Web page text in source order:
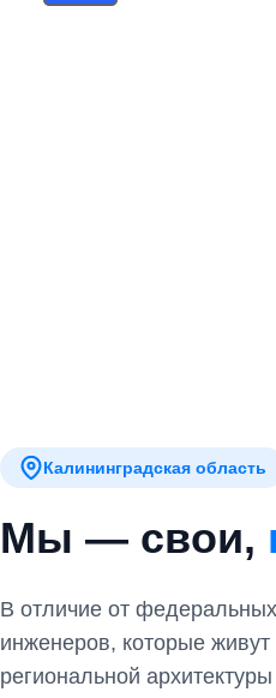
Калининградская область
Мы — свои,
В отличие от
инженеров, которые
региональной